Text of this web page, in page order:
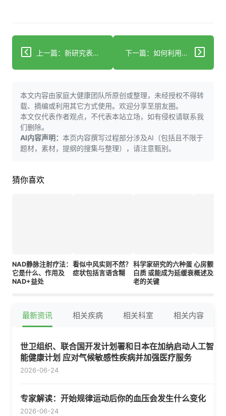
上一篇：新研究表明使用人工智能的医生在同行眼中评价负面 下一篇：如何利用硒来支持你的甲状腺功能
本文内容由家庭大健康团队所原创或整理，未经授权不得转
载、摘编或利用其它方式使用。欢迎分享至朋友圈。
本文仅代表作者观点，不代表本站立场，如有侵权请联系我
们删除。
AI内容声明： 本页内容撰写过程部分涉及AI（包括且不限于
题材，素材，提纲的搜集与整理），请注意甄别。
猜你喜欢
NAD静脉注射疗法：
它是什么、作用及
NAD+益处
看似中风实则不然？
症状包括言语含糊
科学家研究的六种蛋
白质 或能成为延缓衰
老的关键
心房颤动
概述及相
最新资讯 相关疾病 相关科室 相关内容
世卫组织、联合国开发计划署和日本在加纳启动人工智
能健康计划 应对气候敏感性疾病并加强医疗服务
2026-06-24
专家解读：开始规律运动后你的血压会发生什么变化
2026-06-24